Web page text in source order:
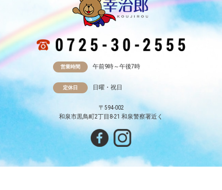
営業時間 午前9時～午後7時
定休日 日曜・祝日
〒594-002
和泉市黒鳥町2丁目8-21 和泉警察署近く